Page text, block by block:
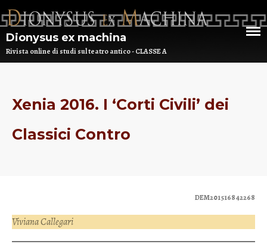
Dionysus ex machina
Rivista online di studi sul teatro antico - CLASSE A
Xenia 2016. I ‘Corti Civili’ dei
Classici Contro
DEM201516842268
Viviana Callegari